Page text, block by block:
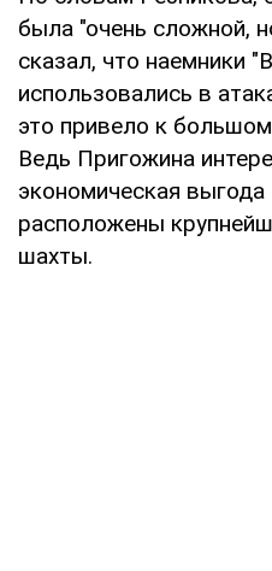
была "очень сложной,
сказал, что наемники
использовались в
это привело к
Ведь Пригожина
экономическая выгода
расположены
шахты.